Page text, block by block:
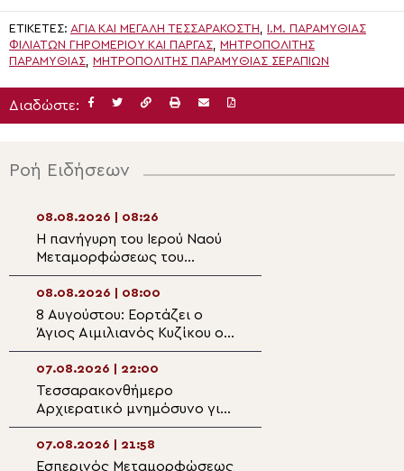
ΕΤΙΚΈΤΕΣ: ΑΓΊΑ ΚΑΙ ΜΕΓΆΛΗ ΤΕΣΣΑΡΑΚΟΣΤΉ
Ι.Μ. ΠΑΡΑΜΥΘΙΑΣ
ΦΙΛΙΑΤΩΝ ΓΗΡΟΜΕΡΙΟΥ ΚΑΙ ΠΑΡΓΑΣ ΜΗΤΡΟΠΟΛΊΤΗΣ
ΠΑΡΑΜΥΘΊΑΣ ΜΗΤΡΟΠΟΛΊΤΗΣ ΠΑΡΑΜΥΘΊΑΣ ΣΕΡΑΠΊΩΝ
Διαδώστε:
Ροή Ειδήσεων
08.08.2026 | 08:26
Η πανήγυρη του Ιερού Ναού
Μεταμορφώσεως του
Σωτήρος στην Παραλία
Οφρυνίου
08.08.2026 | 08:00
8 Αυγούστου: Εορτάζει ο
Άγιος Αιμιλιανός Κυζίκου ο
Ομολογητής
07.08.2026 | 22:00
Τεσσαρακονθήμερο
Αρχιερατικό μνημόσυνο για
τον π. Δημήτριο Μαρτσούκο
στον Άγιο Ιωάννη Απιδέας
07.08.2026 | 21:58
Εσπερινός Μεταμορφώσεως